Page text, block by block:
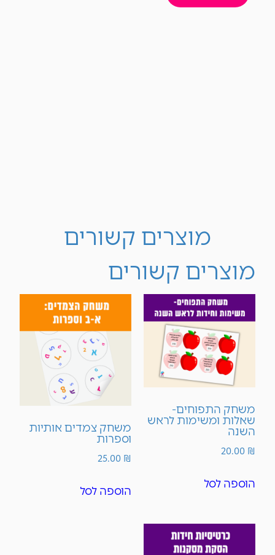
מוצרים קשורים
מוצרים קשורים
משחק התפוחים-
שאלות ומשימות לראש
השנה
20.00 ₪
הוספה לסל
משחק צמדים אותיות
וספרות
25.00 ₪
הוספה לסל